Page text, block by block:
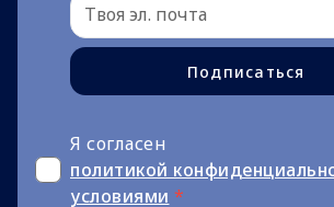
Подписаться
Я согласен
политикой
условиями *